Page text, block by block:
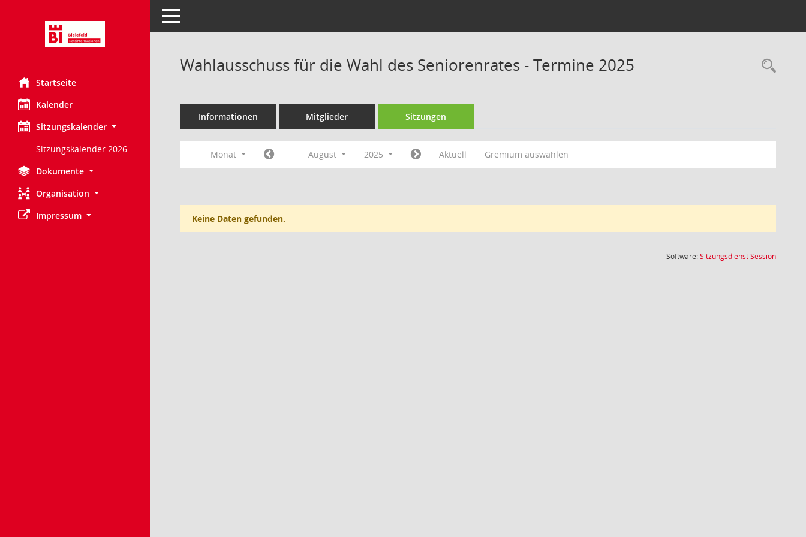
Startseite
Kalender
Sitzungskalender
Sitzungskalender 2026
Dokumente
Organisation
Impressum
Toggle navigation
Wahlausschuss für die Wahl des Seniorenrates - Termine 2025
Informationen Mitglieder Sitzungen
Monat August 2025 Aktuell Gremium auswählen
Keine Daten gefunden.
Software:SitzungsdienstSession(Wird in